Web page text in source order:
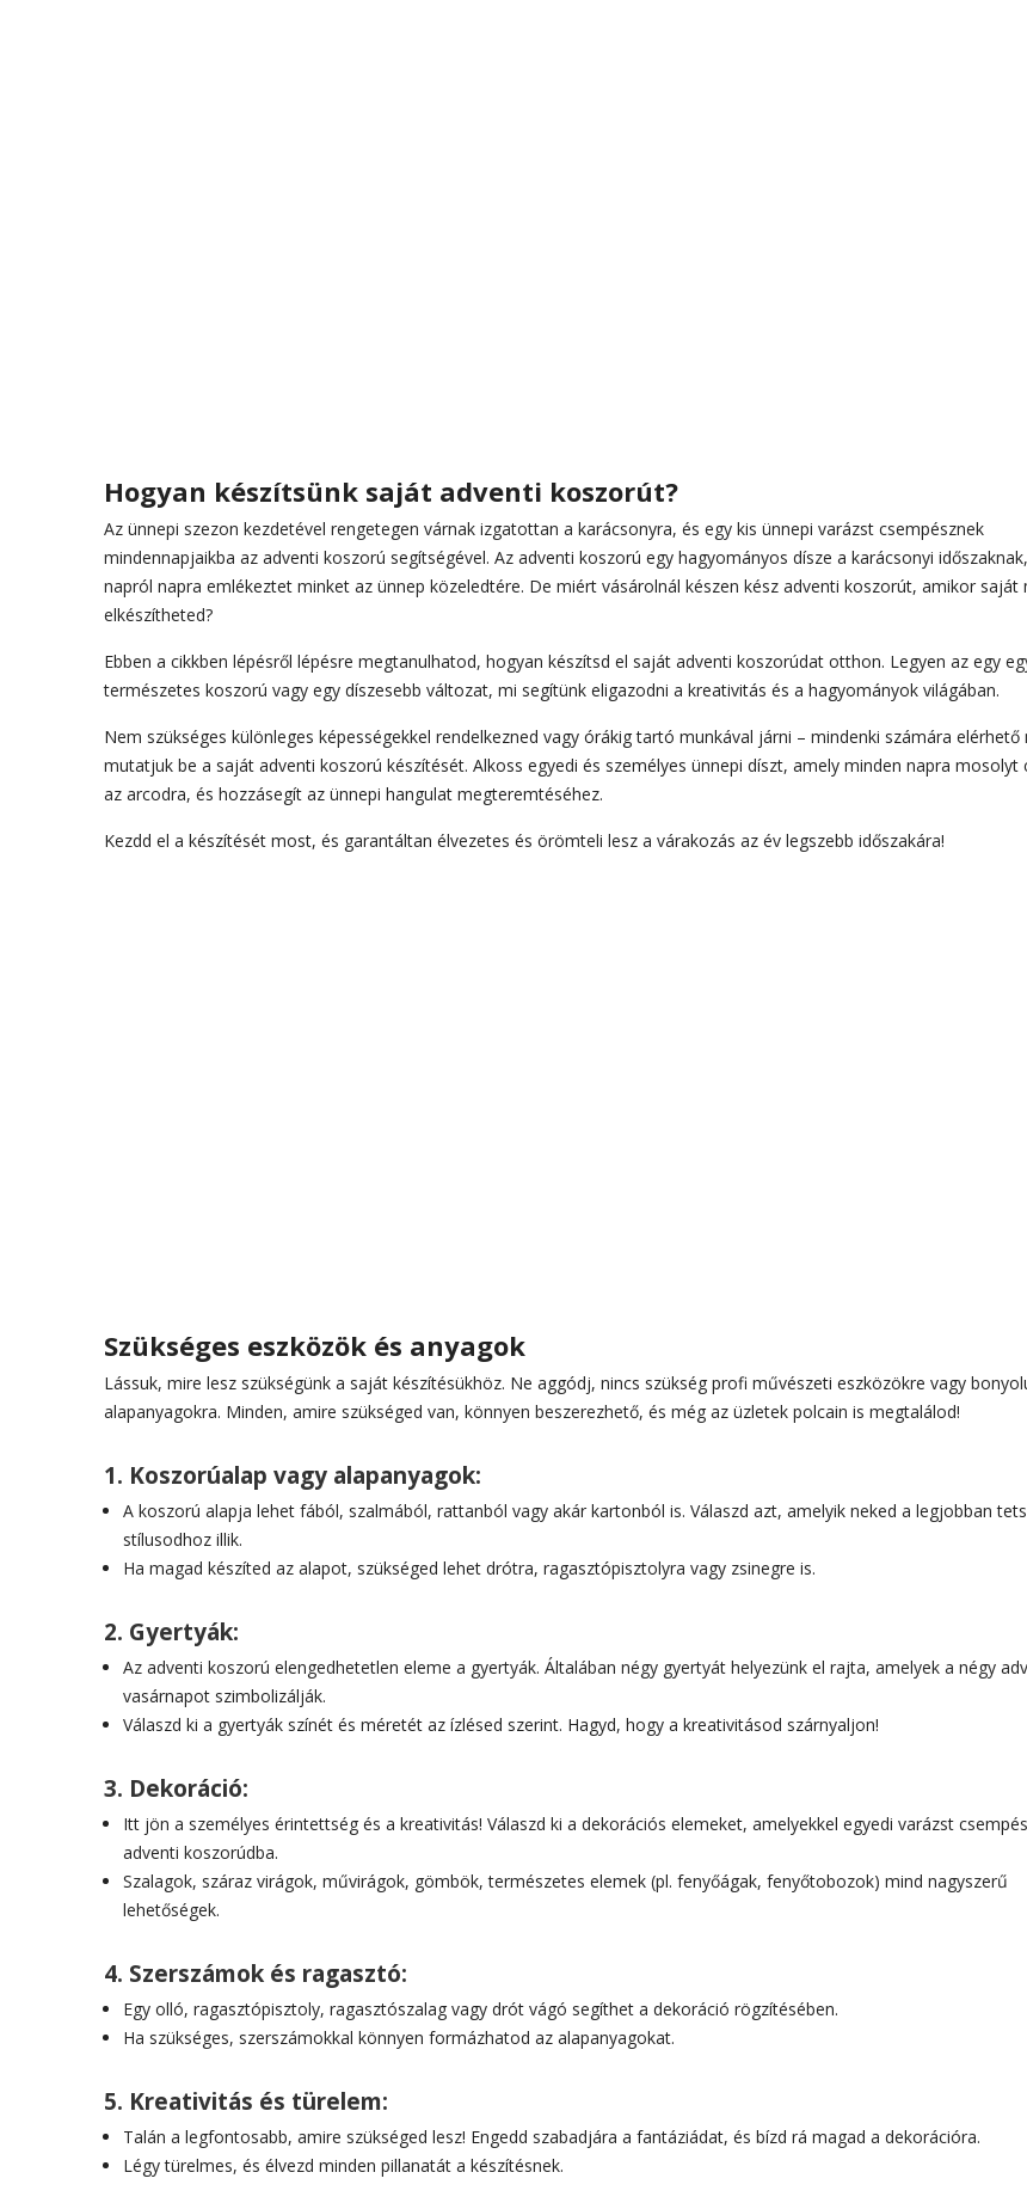
Hogyan készítsünk saját adventi koszorút?
Az ünnepi szezon kezdetével rengetegen várnak izgatottan a karácsonyra, és egy kis ünnepi varázst csempésznek
mindennapjaikba az adventi koszorú segítségével. Az adventi koszorú egy hagyományos dísze a karácsonyi
napról napra emlékeztet minket az ünnep közeledtére. De miért vásárolnál készen kész adventi koszorút, amikor saját
elkészítheted?
Ebben a cikkben lépésről lépésre megtanulhatod, hogyan készítsd el saját adventi koszorúdat otthon. Legyen az egy
természetes koszorú vagy egy díszesebb változat, mi segítünk eligazodni a kreativitás és a hagyományok világában.
Nem szükséges különleges képességekkel rendelkezned vagy órákig tartó munkával járni – mindenki számára elérhető
mutatjuk be a saját adventi koszorú készítését. Alkoss egyedi és személyes ünnepi díszt, amely minden napra mosolyt
az arcodra, és hozzásegít az ünnepi hangulat megteremtéséhez.
Kezdd el a készítését most, és garantáltan élvezetes és örömteli lesz a várakozás az év legszebb időszakára!
Szükséges eszközök és anyagok
Lássuk, mire lesz szükségünk a saját készítésükhöz. Ne aggódj, nincs szükség profi művészeti eszközökre vagy
alapanyagokra. Minden, amire szükséged van, könnyen beszerezhető, és még az üzletek polcain is megtalálod!
1. Koszorúalap vagy alapanyagok:
A koszorú alapja lehet fából, szalmából, rattanból vagy akár kartonból is. Válaszd azt, amelyik neked a legjobban
stílusodhoz illik.
Ha magad készíted az alapot, szükséged lehet drótra, ragasztópisztolyra vagy zsinegre is.
2. Gyertyák:
Az adventi koszorú elengedhetetlen eleme a gyertyák. Általában négy gyertyát helyezünk el rajta, amelyek a négy
vasárnapot szimbolizálják.
Válaszd ki a gyertyák színét és méretét az ízlésed szerint. Hagyd, hogy a kreativitásod szárnyaljon!
3. Dekoráció:
Itt jön a személyes érintettség és a kreativitás! Válaszd ki a dekorációs elemeket, amelyekkel egyedi varázst
adventi koszorúdba.
Szalagok, száraz virágok, művirágok, gömbök, természetes elemek (pl. fenyőágak, fenyőtobozok) mind nagyszerű
lehetőségek.
4. Szerszámok és ragasztó:
Egy olló, ragasztópisztoly, ragasztószalag vagy drót vágó segíthet a dekoráció rögzítésében.
Ha szükséges, szerszámokkal könnyen formázhatod az alapanyagokat.
5. Kreativitás és türelem:
Talán a legfontosabb, amire szükséged lesz! Engedd szabadjára a fantáziádat, és bízd rá magad a dekorációra.
Légy türelmes, és élvezd minden pillanatát a készítésnek.